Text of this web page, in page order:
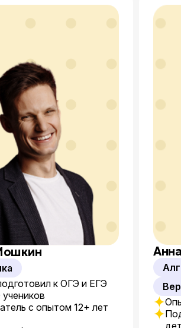
к ОГЭ и ЕГЭ
с опытом 12+ лет